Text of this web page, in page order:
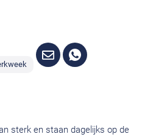
sterk en staan dagelijks op de